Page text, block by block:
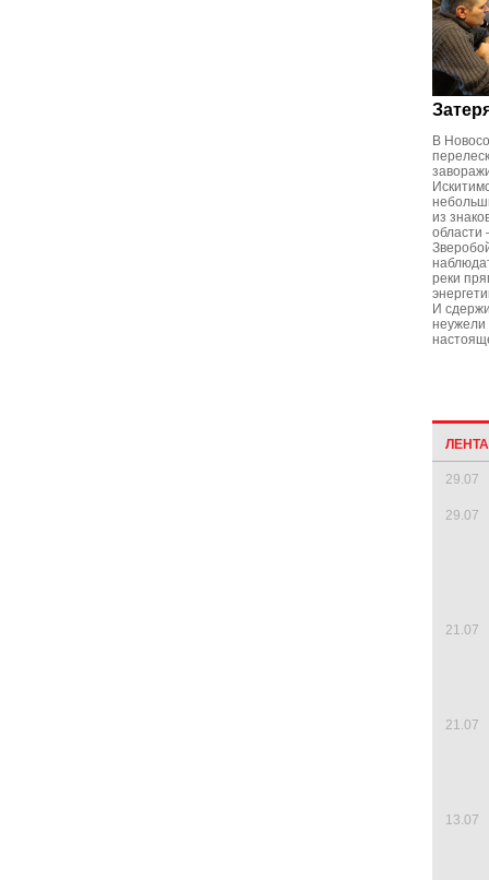
В
из
области
реки
И
неужели
29.07
29.07
21.07
21.07
13.07